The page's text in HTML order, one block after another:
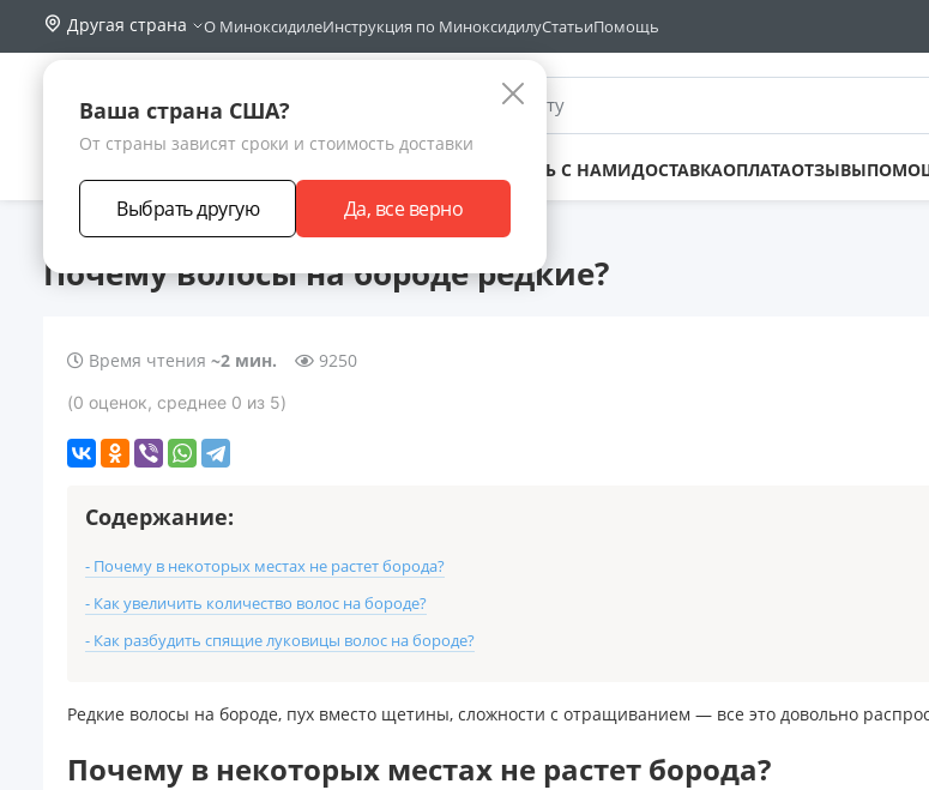
Другая страна
Ваша страна США?
От страны зависят сроки и стоимость доставки
Выбрать другую Да, все верно
О МиноксидилеИнструкция по МиноксидилуСтатьиПомощь
Поиск по сайту
ЗАРАБОТАТЬ С НАМИДОСТАВКАОПЛАТАОТЗЫВЫ
Главная Почему волосы на бороде редкие?
Почему волосы на бороде редкие?
Время чтения ~2 мин. 9250
(0 оценок, среднее 0 из 5)
Содержание:
- Почему в некоторых местах не растет борода?
- Как увеличить количество волос на бороде?
- Как разбудить спящие луковицы волос на бороде?
Редкие волосы на бороде, пух вместо щетины, сложности с отращиванием — все это довольно
Почему в некоторых местах не растет борода?